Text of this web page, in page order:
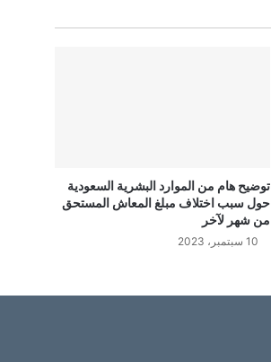
توضيح هام من الموارد البشرية السعودية
حول سبب اختلاف مبلغ المعاش المستحق
من شهر لآخر
10 سبتمبر، 2023